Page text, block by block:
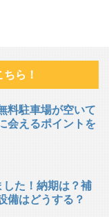
ら！
料駐車場が空いて
会えるポイントを
した！納期は？補
備はどうする？